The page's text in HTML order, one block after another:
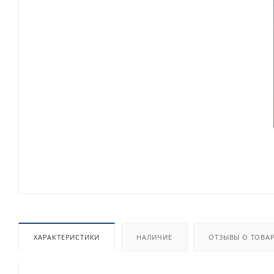
ХАРАКТЕРИСТИКИ НАЛИЧИЕ ОТЗЫВЫ О